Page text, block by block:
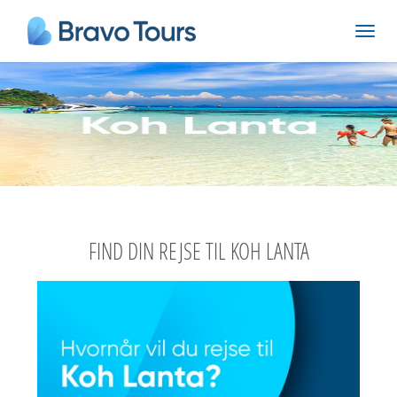
FIND DIN REJSE TIL KOH LANTA